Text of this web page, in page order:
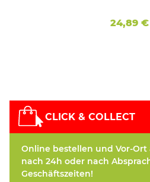
24,89 €
CLICK & COLLECT
Online bestellen und Vor-
nach 24h oder nach
Geschäftszeiten!